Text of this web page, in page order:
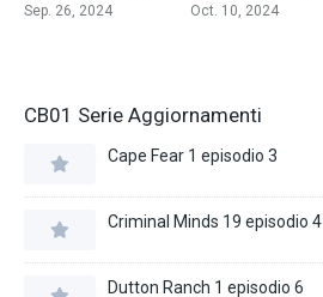
Sep. 26, 2024 Oct. 10, 2024
CB01 Serie Aggiornamenti
Cape Fear 1 episodio 3
Criminal Minds 19 episodio 4
Dutton Ranch 1 episodio 6